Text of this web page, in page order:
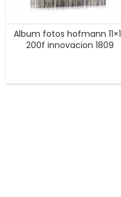
Album fotos hofmann
200f innovacion 1809